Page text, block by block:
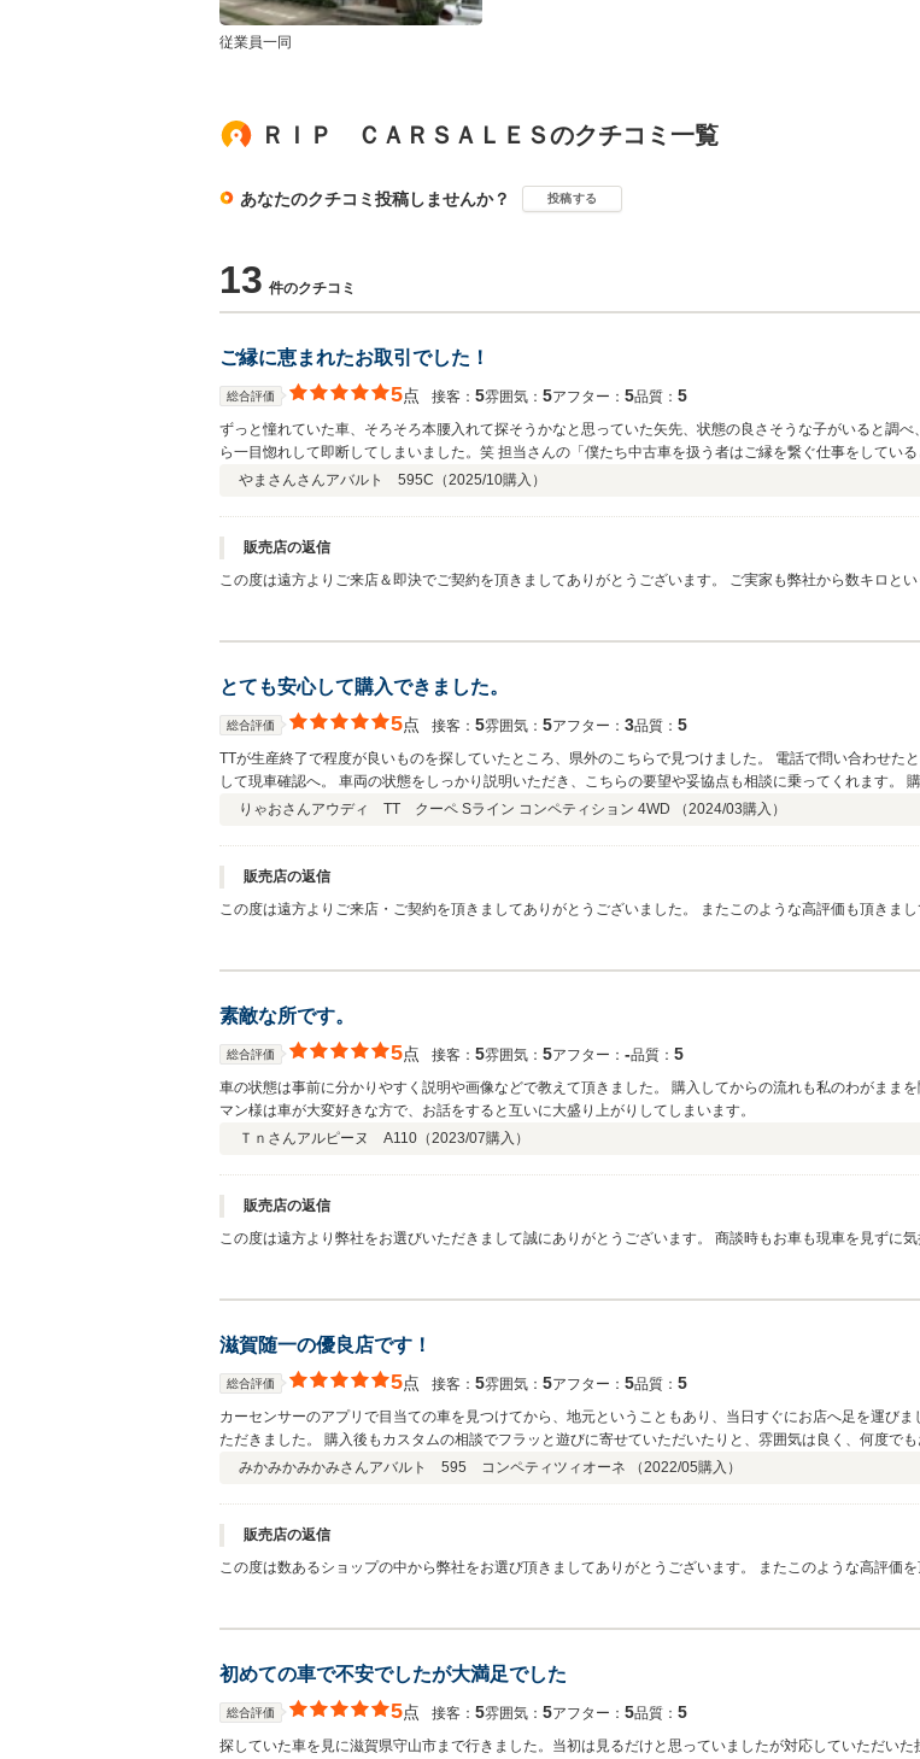
従業員一同
ＲＩＰ ＣＡＲＳＡＬＥＳのクチコミ一覧
あなたのクチコミ投稿しませんか？ 投稿する
13 件のクチコミ
ご縁に恵まれたお取引でした！
総合評価 5点 接客： 5雰囲気： 5アフター： 5品質： 5
ずっと憧れていた車、そろそろ本腰入れて探そうかなと思っていた矢先、状態の良さそうな子がいると調
ら一目惚れして即断してしまいました。笑 担当さんの「僕たち中古車を扱う者はご縁を繋ぐ仕事をしてい
引もご縁に恵まれたものだったと思います。遠方に住んでいるので受け渡しを3連休に合わせるべく、時
やまさんさんアバルト 595C（2025/10購入）
販売店の返信
この度は遠方よりご来店＆即決でご契約を頂きましてありがとうございます。 ご実家も弊社から数キロと
とても安心して購入できました。
総合評価 5点 接客： 5雰囲気： 5アフター： 3品質： 5
TTが生産終了で程度が良いものを探していたところ、県外のこちらで見つけました。 電話で問い合わせたところ、不明な点もわかりやすく教えていただきとても好印象でした。 予約
して現車確認へ。 車両の状態をしっかり説明いただき、こちらの要望や妥協点も相談に乗ってくれます。 購入から納車まではラインにて質問や流れを教えていただき、最後まで不安
を感じませんでした。 整備も高級車からスーパーカーまで扱っているため安心できます。 自分が他県在中のため、点検は地元で受けるのでアフターサービスは評価できなくて星3で
りゃおさんアウディ TT クーペ Sライン コンペティション 4WD （2024/03購入）
販売店の返信
この度は遠方よりご来店・ご契約を頂きましてありがとうございました。 またこのような高評価も頂きま
素敵な所です。
総合評価 5点 接客： 5雰囲気： 5アフター： ‐品質： 5
車の状態は事前に分かりやすく説明や画像などで教えて頂きました。 購入してからの流れも私のわがまま
マン様は車が大変好きな方で、お話をすると互いに大盛り上がりしてしまいます。
Ｔｎさんアルピーヌ A110（2023/07購入）
販売店の返信
この度は遠方より弊社をお選びいただきまして誠にありがとうございます。 商談時もお車も現車を見ずに
滋賀随一の優良店です！
総合評価 5点 接客： 5雰囲気： 5アフター： 5品質： 5
カーセンサーのアプリで目当ての車を見つけてから、地元ということもあり、当日すぐにお店へ足を運び
みかみかみかみさんアバルト 595 コンペティツィオーネ （2022/05購入）
販売店の返信
この度は数あるショップの中から弊社をお選び頂きましてありがとうございます。 またこのような高評価
初めての車で不安でしたが大満足でした
総合評価 5点 接客： 5雰囲気： 5アフター： 5品質： 5
探していた車を見に滋賀県守山市まで行きました。当初は見るだけと思っていましたが対応していただい